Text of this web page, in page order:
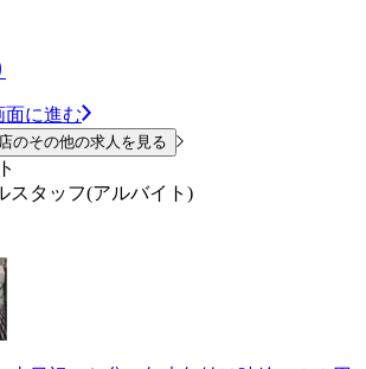
面に進む
のその他の求人を見る
スタッフ(アルバイト)